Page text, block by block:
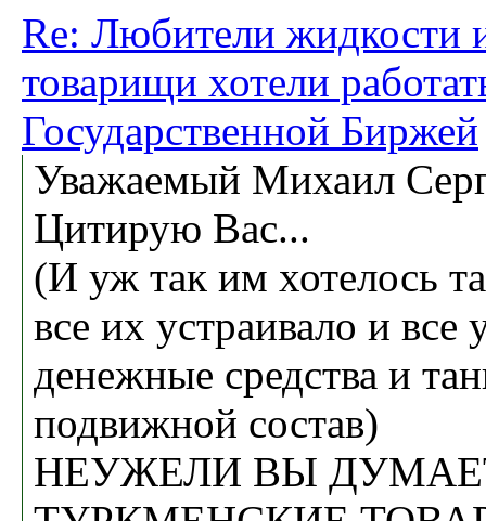
Re: Любители жидкости
товарищи хотели
Государственной Биржей
Уважаемый Михаил
Цитирую Вас...
(И уж так им хотелось
все их устраивало и
денежные средства и
подвижной состав)
НЕУЖЕЛИ ВЫ